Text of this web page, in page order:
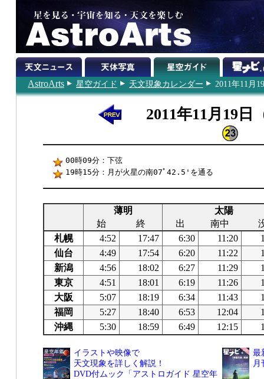
AstroArts 星空ガイド 天文現象カレンダー 2011年11月
2011年11月19日
00時09分：下弦
19時15分：月が火星の南07ﾟ42.5'を通る
薄明
太陽
始
終 出 南中
札幌
4:52 17:47 6:30 11:20
仙台
4:49 17:54 6:20 11:22
新潟
4:56 18:02 6:27 11:29
東京
4:51 18:01 6:19 11:26
大阪
5:07 18:19 6:34 11:43
福岡
5:27 18:40 6:53 12:04
沖縄
5:30 18:59 6:49 12:15
イラストや映像で
天文現象を詳しく解説！
DVD付ムック「アストロガイド 星空年
最